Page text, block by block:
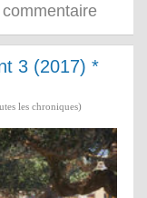
3 (2017) *
les chroniques)